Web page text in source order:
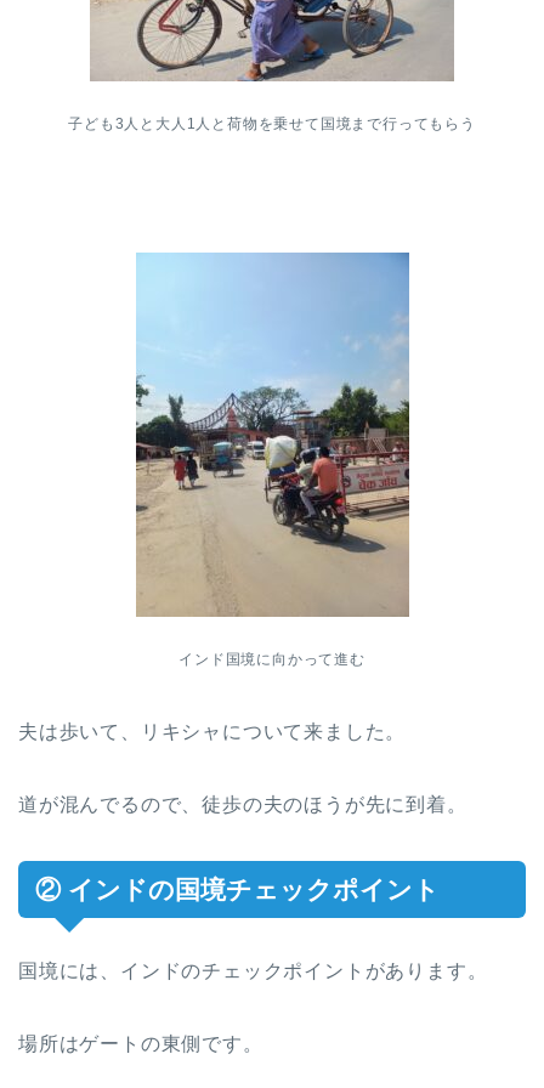
子ども3人と大人1人と荷物を乗せて国境まで行ってもらう
インド国境に向かって進む
夫は歩いて、リキシャについて来ました。
道が混んでるので、徒歩の夫のほうが先に到着。
② インドの国境チェックポイント
国境には、インドのチェックポイントがあります。
場所はゲートの東側です。